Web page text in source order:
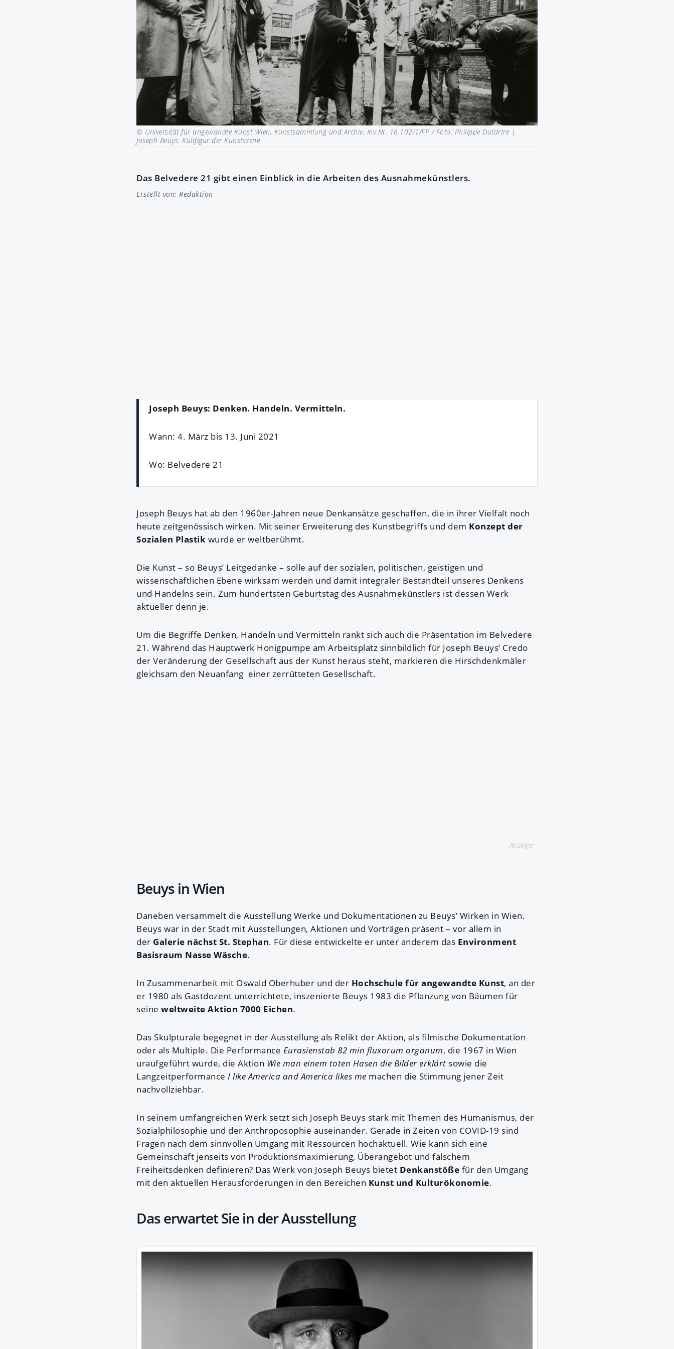
© Universität für angewandte Kunst Wien, Kunstsammlung und Archiv, Inv.Nr. 16.102/1/FP / Foto: Philippe Dutartre |
Joseph Beuys: Kultfigur der Kunstszene
Das Belvedere 21 gibt einen Einblick in die Arbeiten des Ausnahmekünstlers.
Erstellt von: Redaktion
Joseph Beuys: Denken. Handeln. Vermitteln.
Wann: 4. März bis 13. Juni 2021
Wo: Belvedere 21
Joseph Beuys hat ab den 1960er-Jahren neue Denkansätze geschaffen, die in ihrer Vielfalt noch
heute zeitgenössisch wirken. Mit seiner Erweiterung des Kunstbegriffs und dem Konzept der
Sozialen Plastik wurde er weltberühmt.
Die Kunst – so Beuys’ Leitgedanke – solle auf der sozialen, politischen, geistigen und
wissenschaftlichen Ebene wirksam werden und damit integraler Bestandteil unseres Denkens
und Handelns sein. Zum hundertsten Geburtstag des Ausnahmekünstlers ist dessen Werk
aktueller denn je.
Um die Begriffe Denken, Handeln und Vermitteln rankt sich auch die Präsentation im Belvedere
21. Während das Hauptwerk Honigpumpe am Arbeitsplatz sinnbildlich für Joseph Beuys’ Credo
der Veränderung der Gesellschaft aus der Kunst heraus steht, markieren die Hirschdenkmäler
gleichsam den Neuanfang einer zerrütteten Gesellschaft.
Anzeige
Beuys in Wien
Daneben versammelt die Ausstellung Werke und Dokumentationen zu Beuys’ Wirken in Wien.
Beuys war in der Stadt mit Ausstellungen, Aktionen und Vorträgen präsent – vor allem in
der Galerie nächst St. Stephan. Für diese entwickelte er unter anderem das Environment
Basisraum Nasse Wäsche.
In Zusammenarbeit mit Oswald Oberhuber und der Hochschule für angewandte Kunst, an der
er 1980 als Gastdozent unterrichtete, inszenierte Beuys 1983 die Pflanzung von Bäumen für
seine weltweite Aktion 7000 Eichen.
Das Skulpturale begegnet in der Ausstellung als Relikt der Aktion, als filmische Dokumentation
oder als Multiple. Die Performance Eurasienstab 82 min fluxorum organum, die 1967 in Wien
uraufgeführt wurde, die Aktion Wie man einem toten Hasen die Bilder erklärt sowie die
Langzeitperformance I like America and America likes me machen die Stimmung jener Zeit
nachvollziehbar.
In seinem umfangreichen Werk setzt sich Joseph Beuys stark mit Themen des Humanismus, der
Sozialphilosophie und der Anthroposophie auseinander. Gerade in Zeiten von COVID-19 sind
Fragen nach dem sinnvollen Umgang mit Ressourcen hochaktuell. Wie kann sich eine
Gemeinschaft jenseits von Produktionsmaximierung, Überangebot und falschem
Freiheitsdenken definieren? Das Werk von Joseph Beuys bietet Denkanstöße für den Umgang
mit den aktuellen Herausforderungen in den Bereichen Kunst und Kulturökonomie.
Das erwartet Sie in der Ausstellung